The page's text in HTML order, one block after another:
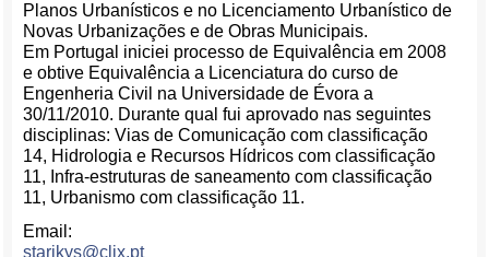
Planos Urbanísticos e no Licenciamento Urbanístico de
Novas Urbanizações e de Obras Municipais.
Em Portugal iniciei processo de Equivalência em 2008
e obtive Equivalência a Licenciatura do curso de
Engenheria Civil na Universidade de Évora a
30/11/2010. Durante qual fui aprovado nas seguintes
disciplinas: Vias de Comunicação com classificação
14, Hidrologia e Recursos Hídricos com classificação
11, Infra-estruturas de saneamento com classificação
11, Urbanismo com classificação 11.
Email:
starikys@clix.pt